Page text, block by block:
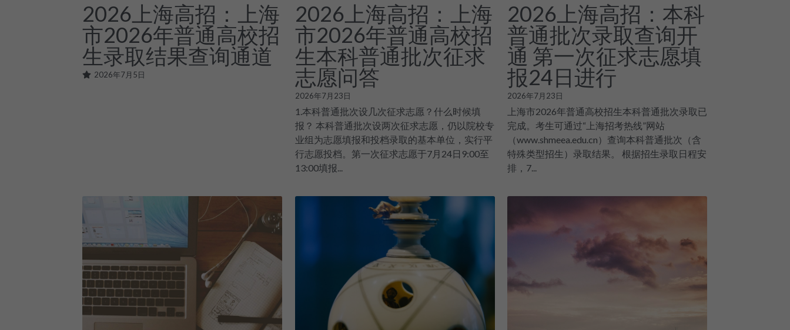
2026上海高招：上海
市2026年普通高校招
生录取结果查询通道
2026年7月5日
2026上海高招：上海
市2026年普通高校招
生本科普通批次征求
志愿问答
2026年7月23日
1.本科普通批次设几次征求志愿？什么时候填
报？ 本科普通批次设两次征求志愿，仍以院校专
业组为志愿填报和投档录取的基本单位，实行平
行志愿投档。第一次征求志愿于7月24日9:00至
13:00填报...
2026上海高招：本科
普通批次录取查询开
通 第一次征求志愿填
报24日进行
2026年7月23日
上海市2026年普通高校招生本科普通批次录取已
完成。考生可通过“上海招考热线”网站
（www.shmeea.edu.cn）查询本科普通批次（含
特殊类型招生）录取结果。 根据招生录取日程安
排，7...